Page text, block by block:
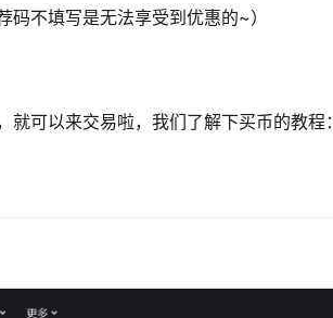
不填写是无法享受到优惠的~）
可以来交易啦，我们了解下买币的教程：